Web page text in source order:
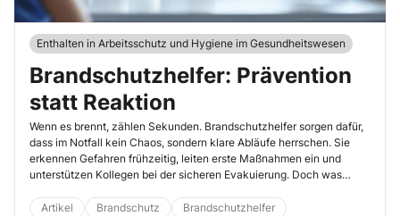
Enthalten in Arbeitsschutz und Hygiene im Gesundheitswesen
Brandschutzhelfer: Prävention
statt Reaktion
Wenn es brennt, zählen Sekunden. Brandschutzhelfer sorgen dafür,
dass im Notfall kein Chaos, sondern klare Abläufe herrschen. Sie
erkennen Gefahren frühzeitig, leiten erste Maßnahmen ein und
unterstützen Kollegen bei der sicheren Evakuierung. Doch was
Brandhelfer benötigen Sie in Ihrer Einrichtung oder Praxis?
Artikel Brandschutz
Brandschutzhelfer